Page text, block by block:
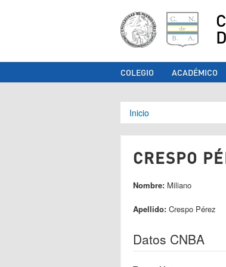
COLEGIO ACADÉMICO
Se
Inicio
CRESPO
Nombre: Miliano
Apellido: Crespo Pérez
Datos CNBA